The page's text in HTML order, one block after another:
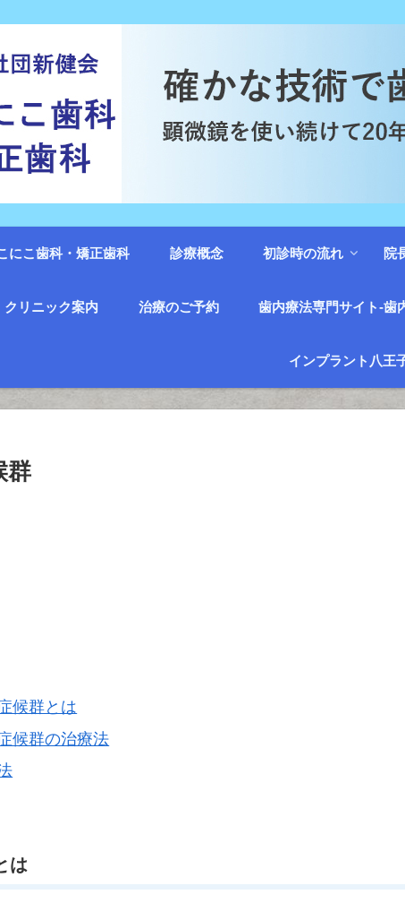
にこ歯科・矯正歯科 診療概念 初診時の流れ 院
クリニック案内 治療のご予約 歯内療法専門サイト-歯
インプラント八王
群
候群とは
候群の治療法
は